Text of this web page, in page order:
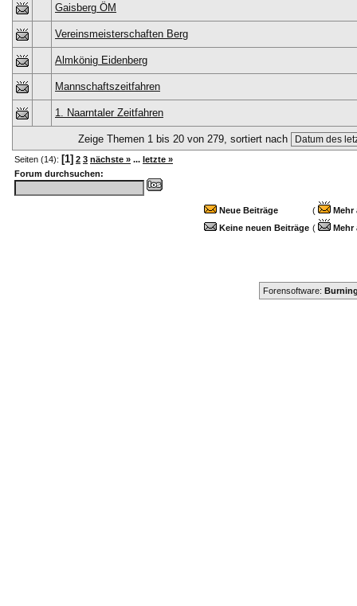
Gaisberg ÖM
Vereinsmeisterschaften Berg
Almkönig Eidenberg
Mannschaftszeitfahren
1. Naarntaler Zeitfahren
Zeige Themen 1 bis 20 von 279, sortiert nach
Seiten (14): [1] 2 3 nächste » ... letzte »
Forum durchsuchen:
Neue Beiträge (
Mehr
Keine neuen Beiträge ( Mehr
Forensoftware: